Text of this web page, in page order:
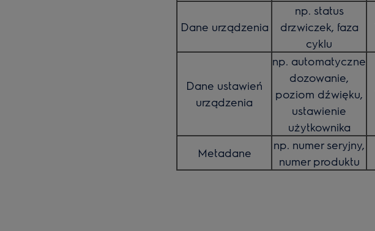
Dane urządzenia
np. status
drzwiczek, faza
cyklu
Dane ustawień
urządzenia
np. automatyczne
dozowanie,
poziom dźwięku,
ustawienie
użytkownika
Metadane
np. numer seryjny,
numer produktu